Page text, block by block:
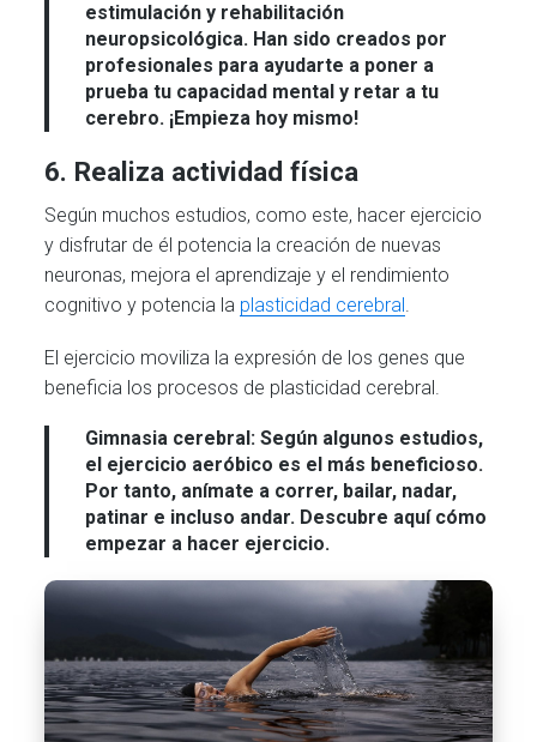
estimulación y rehabilitación
neuropsicológica. Han sido creados por
profesionales para ayudarte a poner a
prueba tu capacidad mental y retar a tu
cerebro. ¡Empieza hoy mismo!
6. Realiza actividad física
Según muchos estudios, como este, hacer ejercicio
y disfrutar de él potencia la creación de nuevas
neuronas, mejora el aprendizaje y el rendimiento
cognitivo y potencia la plasticidad cerebral.
El ejercicio moviliza la expresión de los genes que
beneficia los procesos de plasticidad cerebral.
Gimnasia cerebral:Según algunos estudios,
el ejercicio aeróbico es el más beneficioso.
Por tanto, anímate a correr, bailar, nadar,
patinar e incluso andar. Descubre aquí cómo
empezar a hacer ejercicio.